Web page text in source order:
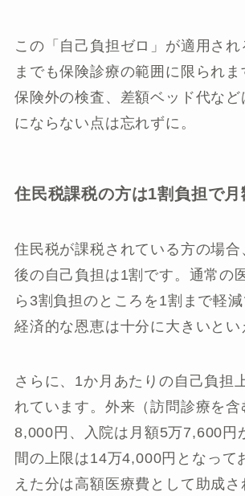
この「自己負担ゼロ」が適用され
までも保険診療の範囲に限られ
保険外の検査、差額ベッド代など
にならない点は忘れずに。
住民税課税の方は1割負担で月
住民税が課税されている方の場合
後の自己負担は1割です。通常の
ら3割負担のところを1割まで軽減
経済的な恩恵は十分に大きいとい
さらに、1か月あたりの自己負担
れています。外来（訪問診療を
8,000円、入院は月額5万7,600円
間の上限は14万4,000円となって
えた分は高額医療費として助成さ